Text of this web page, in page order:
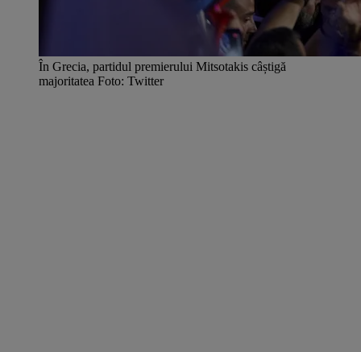
În Grecia, partidul premierului Mitsotakis câștigă
majoritatea Foto: Twitter